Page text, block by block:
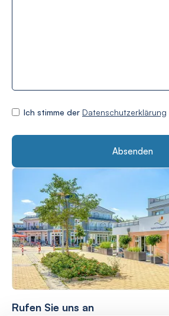
Einwilligung
Ich stimme der Datenschutzerklärung
Rufen Sie uns an